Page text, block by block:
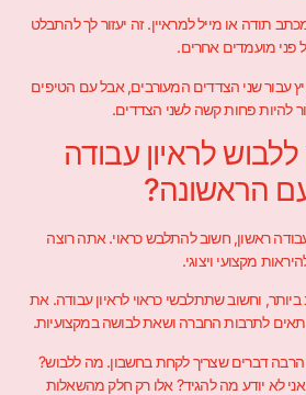
תודה או מייל למראיין. זה יעזור לך להתבלט
פני מועמדים אחרים.
עבור שני הצדדים המעורבים, אבל עם הטיפים
להיות פחות קשה לשני הצדדים.
לראיון עבודה
הראשונה?
ראשון, חשוב להתלבש כראוי. אתה רוצה
מקצועי ויצוגי.
וחשוב שתתלבשי כראוי לראיון עבודה. את
לתרבות החברה ושאת לבושה במקצועיות.
הרבה דברים שצריך לקחת בחשבון. מה ללבוש?
לא יודע מה להגיד? אלו רק חלק מהשאלות